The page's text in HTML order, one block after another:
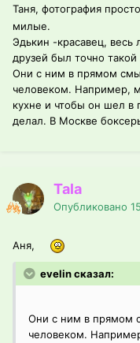
Таня, фотография просто
милые.
Эдькин -красавец, весь
друзей был точно
Они с ним в прямом
человеком. Например,
кухне и чтобы он шел в
делал. В Москве
Tala
Опубликовано
Аня,
evelin сказал:
Они с ним в прямом
человеком.